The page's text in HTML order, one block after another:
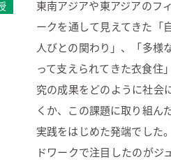
東南アジアや東アジアのフ
ークを通して見えてきた「
人びとの関わり」、「多様
って支えられてきた衣食住
究の成果をどのように社会
くか、この課題に取り組ん
実践をはじめた発端でした
ドワークで注目したのがジ